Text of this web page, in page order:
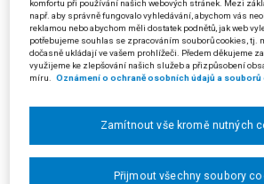
povahou rozhodnutí a vyplývá z toho, že v
platebnímu výměru lze napadat jen
základu a na dani a odvolání je nepřípustné,
odůvodnění, aniž by byl současně
správce daně, tak i rozhodnutí správního orgánu.
nicotností zabýval již krajský soud, který
nicotné rozhodnutí nejedná, neboť
komfortu při používání našich webových stránek. Mezi
např. aby správně fungovalo vyhledávání, abychom vás
reklamou nebo abychom měli dostatek podnětů, jak web
potřebujeme souhlas se zpracováním souborů cookies, tj.
dočasně ukládají ve vašem prohlížeči. Předem děkujeme
využijeme ke zlepšování našich služeb a přizpůsobení
míru.
Oznámení o ochraně osobních údajů a
Zamítnout vše kromě nutných
Přijmout všechny soubory